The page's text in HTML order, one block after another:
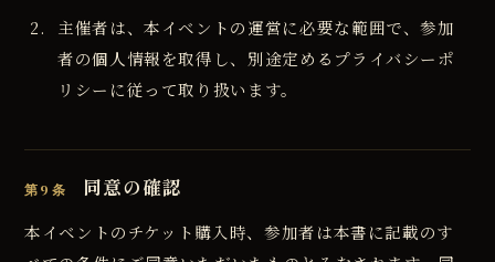
主催者は、本イベントの運営に必要な範囲で、参加
者の個人情報を取得し、別途定めるプライバシーポ
リシーに従って取り扱います。
第9条 同意の確認
本イベントのチケット購入時、参加者は本書に記載のす